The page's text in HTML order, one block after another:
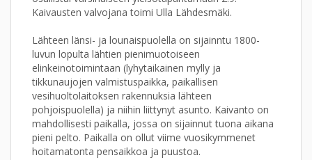
Kaivausten valvojana toimi Ulla Lähdesmäki.
Lähteen länsi- ja lounaispuolella on sijainntu 1800-
luvun lopulta lähtien pienimuotoiseen
elinkeinotoimintaan (lyhytaikainen mylly ja
tikkunaujojen valmistuspaikka, paikallisen
vesihuoltolaitoksen rakennuksia lähteen
pohjoispuolella) ja niihin liittynyt asunto. Kaivanto on
mahdollisesti paikalla, jossa on sijainnut tuona aikana
pieni pelto. Paikalla on ollut viime vuosikymmenet
hoitamatonta pensaikkoa ja puustoa.